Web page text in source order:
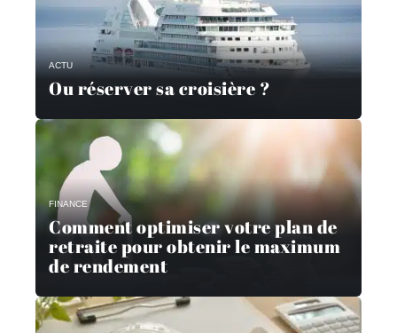
ACTU
Ou réserver sa croisière ?
FINANCE
Comment optimiser votre plan de
retraite pour obtenir le maximum
de rendement